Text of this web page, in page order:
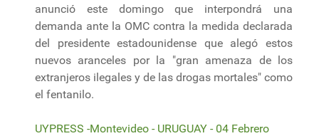
anunció este domingo que interpondrá una
demanda ante la OMC contra la medida declarada
del presidente estadounidense que alegó estos
nuevos aranceles por la "gran amenaza de los
extranjeros ilegales y de las drogas mortales" como
el fentanilo.
UYPRESS -Montevideo - URUGUAY - 04 Febrero